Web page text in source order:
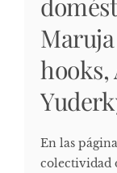
hooks,
En las
colectividad